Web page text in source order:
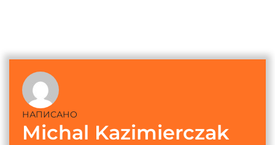
НАПИСАНО
Michal Kazimierczak